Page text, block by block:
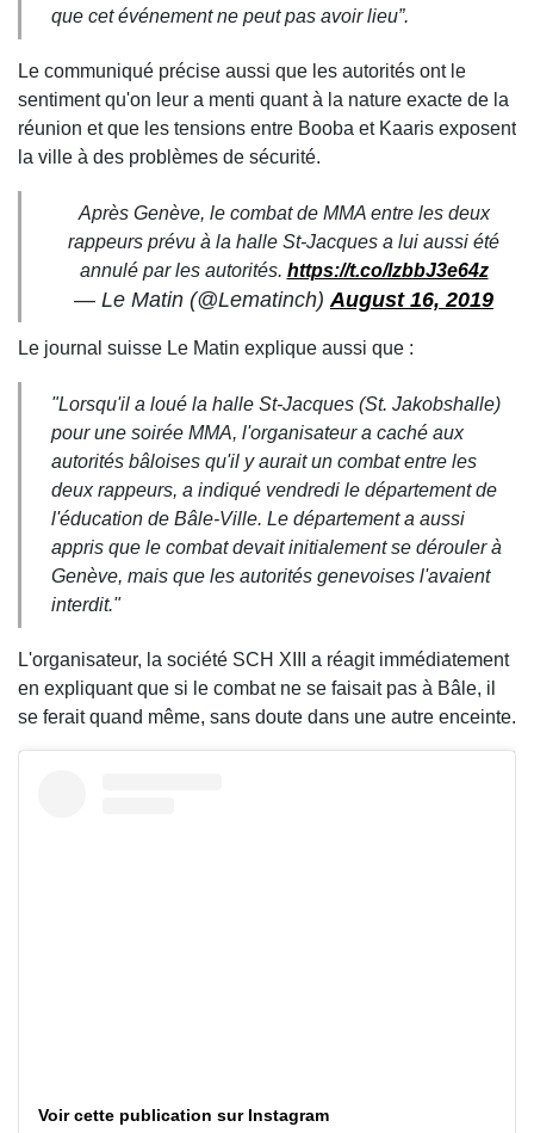
que cet événement ne peut pas avoir lieu”.
Le communiqué précise aussi que les autorités ont le
sentiment qu'on leur a menti quant à la nature exacte de la
réunion et que les tensions entre Booba et Kaaris exposent
la ville à des problèmes de sécurité.
Après Genève, le combat de MMA entre les deux
rappeurs prévu à la halle St-Jacques a lui aussi été
annulé par les autorités. https://t.co/lzbbJ3e64z
— Le Matin (@Lematinch)August 16, 2019
Le journal suisse Le Matin explique aussi que :
"Lorsqu'il a loué la halle St-Jacques (St. Jakobshalle)
pour une soirée MMA, l'organisateur a caché aux
autorités bâloises qu'il y aurait un combat entre les
deux rappeurs, a indiqué vendredi le département de
l'éducation de Bâle-Ville. Le département a aussi
appris que le combat devait initialement se dérouler à
Genève, mais que les autorités genevoises l'avaient
interdit."
L'organisateur, la société SCH XIII a réagit immédiatement
en expliquant que si le combat ne se faisait pas à Bâle, il
se ferait quand même, sans doute dans une autre enceinte.
Voir cette publication sur Instagram